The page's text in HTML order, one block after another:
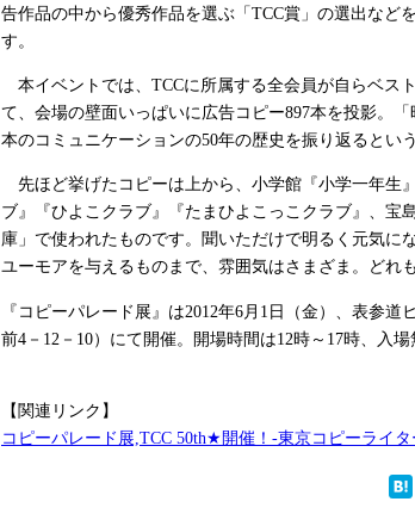
告作品の中から優秀作品を選ぶ「TCC賞」の選出など
す。
本イベントでは、TCCに所属する全会員が自らベス
て、会場の壁面いっぱいに広告コピー897本を投影。
本のコミュニケーションの50年の歴史を振り返るとい
先ほど挙げたコピーは上から、小学館『小学一年生
ブ』『ひよこクラブ』『たまひよこっこクラブ』、宝
庫」で使われたものです。聞いただけで明るく元気に
ユーモアを与えるものまで、雰囲気はさまざま。どれ
『コピーパレード展』は2012年6月1日（金）、表参
前4－12－10）にて開催。開場時間は12時～17時、入場
【関連リンク】
コピーパレード展,TCC 50th★開催！-東京コピーライ